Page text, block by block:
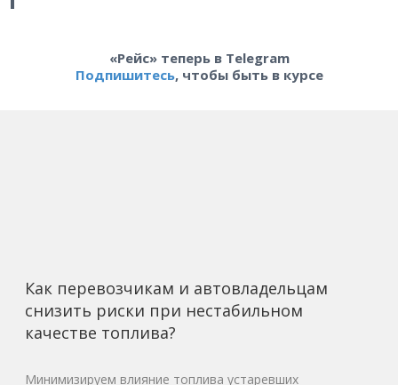
«Рейс» теперь в Telegram
Подпишитесь, чтобы быть в курсе
Как перевозчикам и автовладельцам
снизить риски при нестабильном
качестве топлива?
Минимизируем влияние топлива устаревших